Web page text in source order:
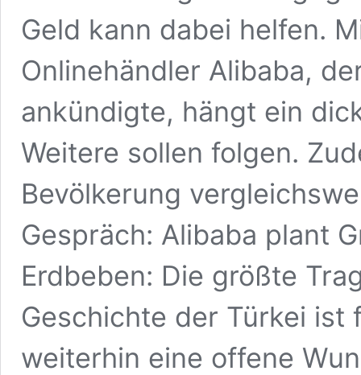
Geld kann dabei helfen.
Onlinehändler Alibaba,
ankündigte, hängt ein
Weitere sollen folgen.
Bevölkerung
Gespräch: Alibaba plant
Erdbeben: Die größte
Geschichte der Türkei ist
weiterhin eine offene